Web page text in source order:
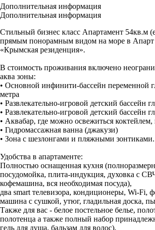
Дополнительная информация
Дополнительная информация
Стильный бизнес класс Апартамент 54кв.м
прямым понорамным видом на море в Апарт
«Крымская резиденция».
В стоимость проживания включено
аква зоны:
• Основной инфинити-бассейн переменной
метра
• Развлекательно-игровой детский бассейн
• Развлекательно-игровой детский бассейн
• Аквабар, где можно освежиться
• Гидромассажная ванна (джакузи)
• Зона с шезлонгами и пляжными зонтиками.
Удобства в апартаменте:
Полностью оснащенная кухня
посудомойка, плита-индукция, духовка с
кофемашина, вся необходимая посуда),
два smart телевизора, кондиционеры, Wi-Fi,
машина с сушкой, утюг, гладильная доска,
Также для вас - белое постельное белье,
полотенца а также полный набор
гель для душа, бальзам для волос).